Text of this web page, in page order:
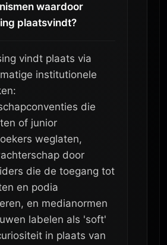
waardoor
plaatsvindt?
vindt plaats via
institutionele
die
of junior
weglaten,
door
die de toegang tot
en podia
en medianormen
labelen als 'soft'
in plaats van